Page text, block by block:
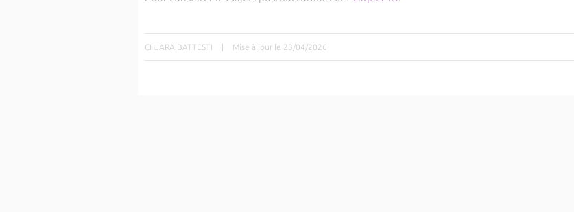
CHJARA BATTESTI | Mise à jour le 23/04/2026